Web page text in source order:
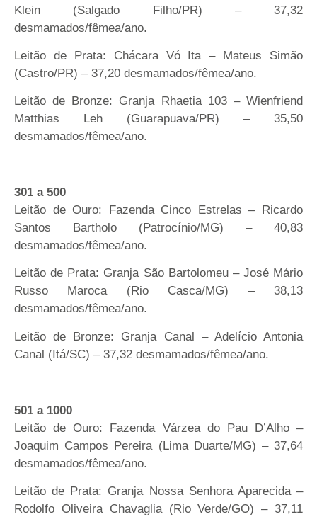
Klein (Salgado Filho/PR) – 37,32
desmamados/fêmea/ano.
Leitão de Prata: Chácara Vó Ita – Mateus Simão
(Castro/PR) – 37,20 desmamados/fêmea/ano.
Leitão de Bronze: Granja Rhaetia 103 – Wienfriend
Matthias Leh (Guarapuava/PR) – 35,50
desmamados/fêmea/ano.
301 a 500
Leitão de Ouro: Fazenda Cinco Estrelas – Ricardo
Santos Bartholo (Patrocínio/MG) – 40,83
desmamados/fêmea/ano.
Leitão de Prata: Granja São Bartolomeu – José Mário
Russo Maroca (Rio Casca/MG) – 38,13
desmamados/fêmea/ano.
Leitão de Bronze: Granja Canal – Adelício Antonia
Canal (Itá/SC) – 37,32 desmamados/fêmea/ano.
501 a 1000
Leitão de Ouro: Fazenda Várzea do Pau D’Alho –
Joaquim Campos Pereira (Lima Duarte/MG) – 37,64
desmamados/fêmea/ano.
Leitão de Prata: Granja Nossa Senhora Aparecida –
Rodolfo Oliveira Chavaglia (Rio Verde/GO) – 37,11